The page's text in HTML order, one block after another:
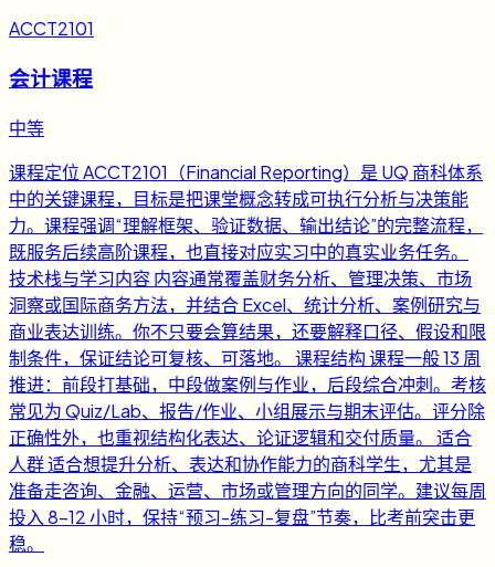
ACCT2101
会计课程
中等
课程定位 ACCT2101（Financial Reporting）是 UQ 商科体系
中的关键课程，目标是把课堂概念转成可执行分析与决策能
力。课程强调“理解框架、验证数据、输出结论”的完整流程，
既服务后续高阶课程，也直接对应实习中的真实业务任务。
技术栈与学习内容 内容通常覆盖财务分析、管理决策、市场
洞察或国际商务方法，并结合 Excel、统计分析、案例研究与
商业表达训练。你不只要会算结果，还要解释口径、假设和限
制条件，保证结论可复核、可落地。 课程结构 课程一般 13 周
推进：前段打基础，中段做案例与作业，后段综合冲刺。考核
常见为 Quiz/Lab、报告/作业、小组展示与期末评估。评分除
正确性外，也重视结构化表达、论证逻辑和交付质量。 适合
人群 适合想提升分析、表达和协作能力的商科学生，尤其是
准备走咨询、金融、运营、市场或管理方向的同学。建议每周
投入 8-12 小时，保持“预习-练习-复盘”节奏，比考前突击更
稳。